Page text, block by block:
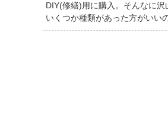
DIY(修繕)用に購入。そんなに沢
いくつか種類があった方がいい